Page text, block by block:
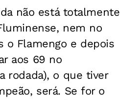
não está totalmente
nem no
o Flamengo e depois
aos 69 no
rodada), o que tiver
será. Se for o